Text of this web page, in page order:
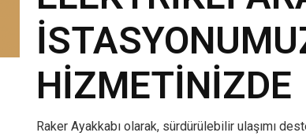
HIZMETINIZDE
Raker Ayakkabı olarak, sürdürülebilir ulaşımı